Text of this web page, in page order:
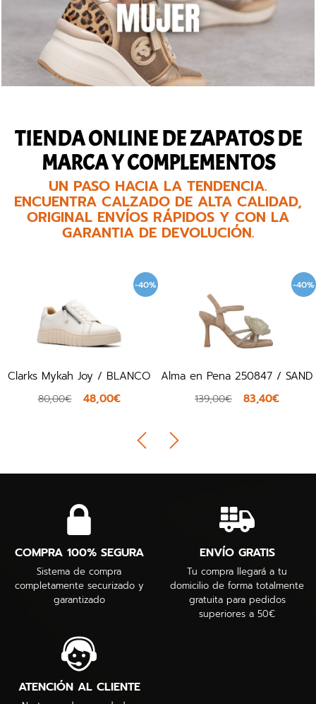
TIENDA ONLINE DE ZAPATOS DE
MARCA Y COMPLEMENTOS
UN PASO HACIA LA TENDENCIA.
ENCUENTRA CALZADO DE ALTA CALIDAD,
ORIGINAL ENVÍOS RÁPIDOS Y CON LA
GARANTIA DE DEVOLUCIÓN.
-40%
Clarks Mykah Joy / BLANCO
80,00€ 48,00€
-40%
Alma en Pena 250847 / SAND
139,00€ 83,40€
COMPRA 100% SEGURA
Sistema de compra
completamente securizado y
garantizado
ENVÍO GRATIS
Tu compra llegará a tu
domicilio de forma totalmente
gratuita para pedidos
superiores a 50€
ATENCIÓN AL CLIENTE